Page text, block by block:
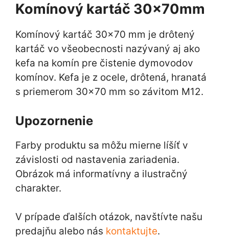
Komínový kartáč 30x70mm
Komínový kartáč 30×70 mm je drôtený
kartáč vo všeobecnosti nazývaný aj ako
kefa na komín pre čistenie dymovodov
komínov. Kefa je z ocele, drôtená, hranatá
s priemerom 30×70 mm so závitom M12.
Upozornenie
Farby produktu sa môžu mierne líšíť v
závislosti od nastavenia zariadenia.
Obrázok má informatívny a ilustračný
charakter.
V prípade ďalších otázok, navštívte našu
predajňu alebo nás kontaktujte.